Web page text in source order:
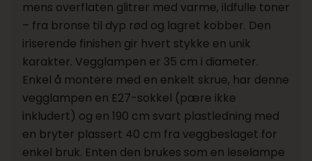
mens overflaten glitrer med varme, ildfulle toner
– fra bronse til dyp rød og lagret kobber. Den
iriserende finishen gir hvert stykke en unik
karakter. Vegglampen er 35 cm i diameter.
Enkel å montere med en enkelt skrue, har denne
vegglampen en E27-sokkel (pære ikke
inkludert) og en 190 cm svart plastledning med
en bryter plassert 40 cm fra veggbeslaget for
enkel bruk. Enten den brukes som en leselampe